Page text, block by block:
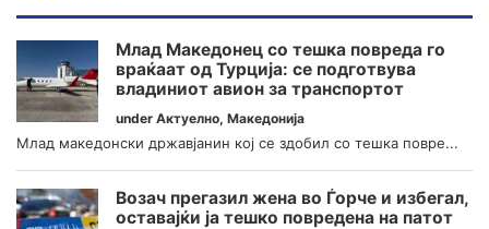
Млад Македонец со тешка повреда го
враќаат од Турција: се подготвува
владиниот авион за транспортот
under Актуелно, Македонија
Млад македонски државјанин кој се здобил со тешка повре...
Возач прегазил жена во Ѓорче и избегал,
оставајќи ја тешко повредена на патот